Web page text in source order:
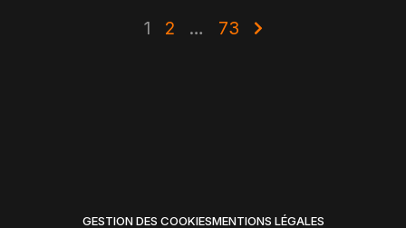
1 2 … 73
GESTION DES COOKIESMENTIONS LÉGALES